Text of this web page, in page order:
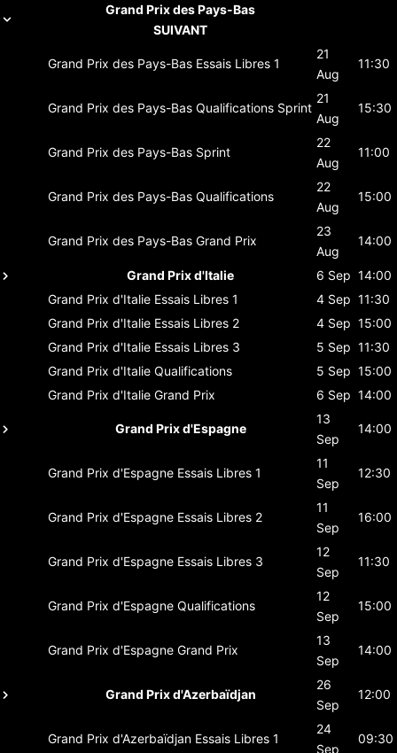
Grand Prix des Pays-Bas
SUIVANT
Grand Prix des Pays-Bas Essais Libres 1
21
Aug
11:30
Grand Prix des Pays-Bas Qualifications Sprint
21
Aug
15:30
Grand Prix des Pays-Bas Sprint
22
Aug
11:00
Grand Prix des Pays-Bas Qualifications
22
Aug
15:00
Grand Prix des Pays-Bas Grand Prix
23
Aug
14:00
Grand Prix d'Italie 6 Sep 14:00
Grand Prix d'Italie Essais Libres 1 4 Sep 11:30
Grand Prix d'Italie Essais Libres 2 4 Sep 15:00
Grand Prix d'Italie Essais Libres 3 5 Sep 11:30
Grand Prix d'Italie Qualifications 5 Sep 15:00
Grand Prix d'Italie Grand Prix 6 Sep 14:00
Grand Prix d'Espagne
13
Sep
14:00
Grand Prix d'Espagne Essais Libres 1
11
Sep
12:30
Grand Prix d'Espagne Essais Libres 2
11
Sep
16:00
Grand Prix d'Espagne Essais Libres 3
12
Sep
11:30
Grand Prix d'Espagne Qualifications
12
Sep
15:00
Grand Prix d'Espagne Grand Prix
13
Sep
14:00
Grand Prix d'Azerbaïdjan
26
Sep
12:00
Grand Prix d'Azerbaïdjan Essais Libres 1
24
Sep
09:30